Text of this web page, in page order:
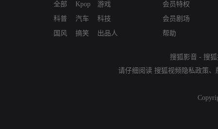
全部
科普
国风
Kpop
汽车
搞笑
游戏
科技
出品人
会员特权
会员剧场
帮助
搜狐影音 - 搜
请仔细阅读 搜狐视频隐私政策、